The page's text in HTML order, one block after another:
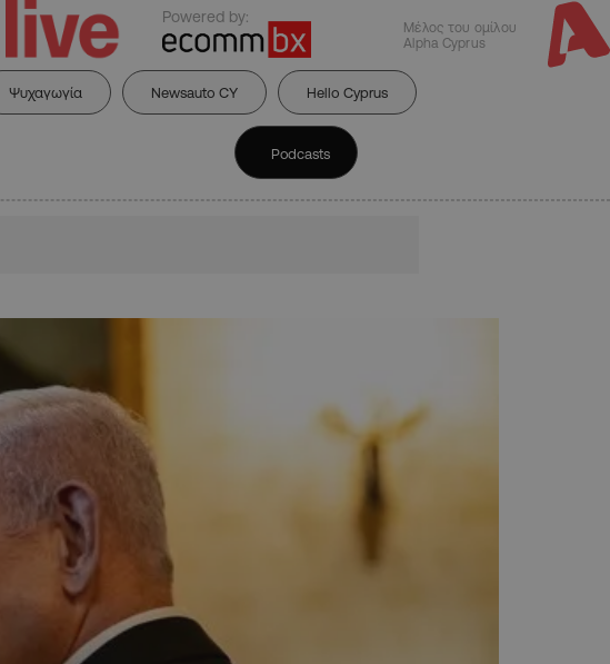
Powered by:
Μέλος του ομίλου
Alpha Cyprus
Ψυχαγωγία Newsauto CY Hello Cyprus
Podcasts